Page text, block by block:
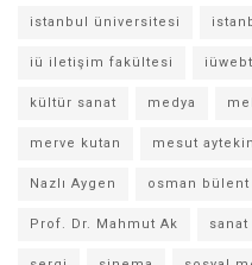
istanbul üniversitesi
iü iletişim fakültesi
kültür sanat medya
merve kutan mesut aytekin
Nazlı Aygen osman
Prof. Dr. Mahmut Ak sanat